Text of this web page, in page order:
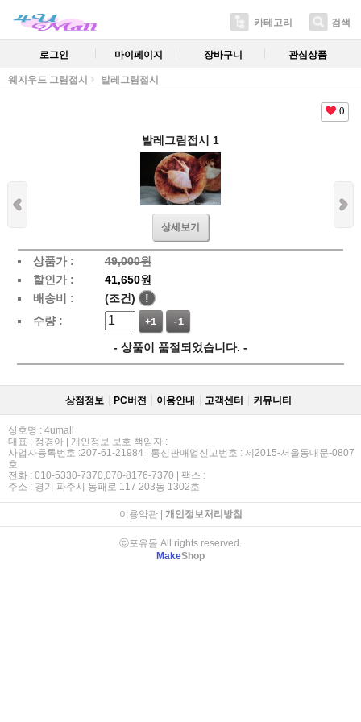
카테고리 검색
로그인 마이페이지 장바구니 관심상품
웨지우드 그림접시 발레그림접시
0
발레그림접시 1
상세보기
상품가 :
49,000원
할인가 :
41,650원
배송비 :
(조건)
!
수량 :
+1 -1
- 상품이 품절되었습니다. -
상점정보 PC버젼 이용안내 고객센터 커뮤니티
상호명 : 4umall
대표 : 정경아 | 개인정보 보호 책임자 :
사업자등록번호 :207-61-21984 | 통신판매업신고번호 : 제2015-서울동대문-0807
호
전화 : 010-5330-7370,070-8176-7370 | 팩스 :
주소 : 경기 파주시 동패로 117 203동 1302호
이용약관| 개인정보처리방침
ⓒ포유몰 All rights reserved.
MakeShop